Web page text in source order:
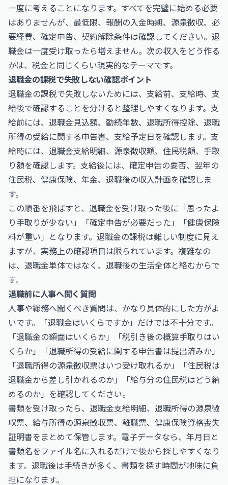
一度に考えることになります。すべてを完璧に始める必要
はありませんが、最低限、報酬の入金時期、源泉徴収、必
要経費、確定申告、契約解除条件は確認してください。退
職金は一度受け取ったら増えません。次の収入をどう作る
かは、税金と同じくらい現実的なテーマです。
退職金の課税で失敗しない確認ポイント
退職金の課税で失敗しないためには、支給前、支給時、支
給後で確認することを分けると整理しやすくなります。支
給前には、退職金見込額、勤続年数、退職所得控除、退職
所得の受給に関する申告書、支給予定日を確認します。支
給時には、退職金支給明細、源泉徴収額、住民税額、手取
り額を確認します。支給後には、確定申告の要否、翌年の
住民税、健康保険、年金、退職後の収入計画を確認しま
す。
この順番を飛ばすと、退職金を受け取った後に「思ったよ
り手取りが少ない」「確定申告が必要だった」「健康保険
料が重い」となります。退職金の課税は難しい制度に見え
ますが、実務上の確認項目は限られています。複雑なの
は、退職金単体ではなく、退職後の生活全体と絡むからで
す。
退職前に人事へ聞く質問
人事や総務へ聞くべき質問は、かなり具体的にした方がよ
いです。「退職金はいくらですか」だけでは不十分です。
「退職金の額面はいくらか」「税引き後の概算手取りはい
くらか」「退職所得の受給に関する申告書は提出済みか」
「退職所得の源泉徴収票はいつ受け取れるか」「住民税は
退職金から差し引かれるのか」「給与分の住民税はどう納
めるのか」を確認してください。
書類を受け取ったら、退職金支給明細、退職所得の源泉徴
収票、給与所得の源泉徴収票、離職票、健康保険資格喪失
証明書をまとめて保管します。電子データなら、年月日と
書類名をファイル名に入れるだけで後から探しやすくなり
ます。退職後は手続きが多く、書類を探す時間が地味に負
担になります。